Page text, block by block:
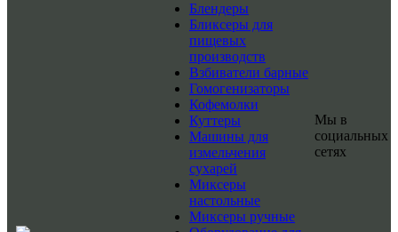
Блендеры
Бликсеры для
пищевых
производств
Взбиватели барные
Гомогенизаторы
Кофемолки
Куттеры
Машины для
измельчения
сухарей
Миксеры
настольные
Миксеры ручные
Мы в
социальных
сетях